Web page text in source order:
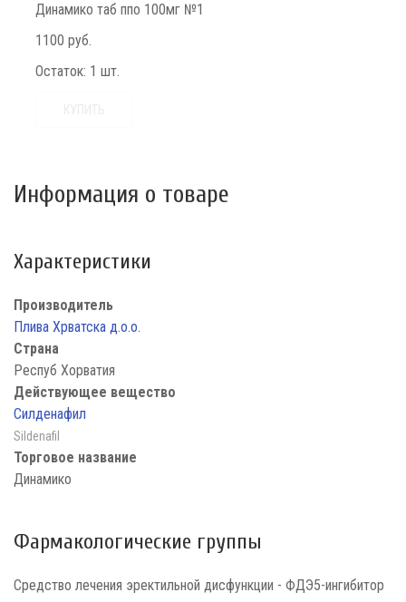
Динамико таб ппо 100мг №1
1100 руб.
Остаток: 1 шт.
Информация о товаре
Характеристики
Производитель
Плива Хрватска д.о.о.
Страна
Респуб Хорватия
Действующее вещество
Силденафил
Sildenafil
Торговое название
Динамико
Фармакологические группы
Средство лечения эректильной дисфункции - ФДЭ5-ингибитор